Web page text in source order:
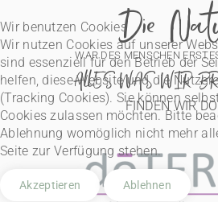
Die
WAR DES MENSCHEN
ALLES WAS WIR
FINDEN WIR
Wir benutzen Cookies
Wir nutzen Cookies auf unserer
sind essenziell für den Betrieb der
helfen, diese Website und die
(Tracking Cookies). Sie können
Cookies zulassen möchten. Bitte
Ablehnung womöglich nicht mehr
Seite zur Verfügung stehen.
Akzeptieren Ablehnen